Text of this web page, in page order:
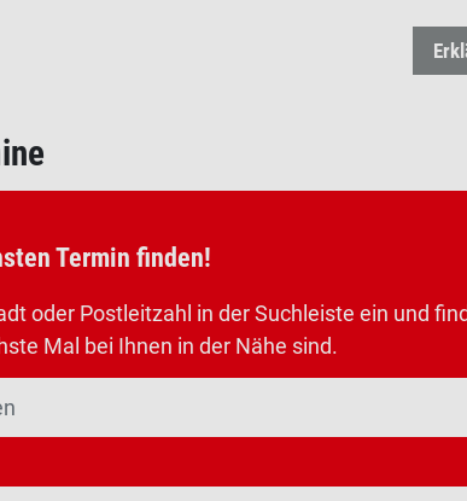
Termin finden!
oder Postleitzahl in der Suchleiste ein und
Mal bei Ihnen in der Nähe sind.